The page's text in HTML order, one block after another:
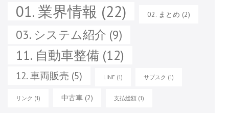
の
記
事
01. 業界情報 (22) 02. まとめ (2)
03. システム紹介 (9)
11. 自動車整備 (12)
12. 車両販売 (5) LINE (1) サブスク (1)
リンク (1) 中古車 (2) 支払総額 (1)